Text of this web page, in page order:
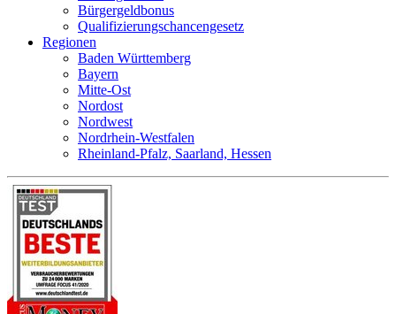
Bürgergeldbonus
Qualifizierungschancengesetz
Regionen
Baden Württemberg
Bayern
Mitte-Ost
Nordost
Nordwest
Nordrhein-Westfalen
Rheinland-Pfalz, Saarland, Hessen